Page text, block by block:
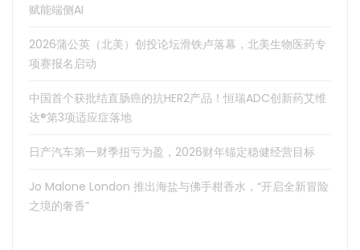
赋能端侧AI
2026蒲公英（北美）创投论坛滑铁卢落幕，北美生物医药专
项赛报名启动
中国首个获批结直肠癌的抗HER2产品！恒瑞ADC创新药艾维
达®第3项适应症落地
日产汽车第一财季扭亏为盈，2026财年锚定稳健经营目标
Jo Malone London 推出海盐与佛手柑香水，“开启全新冒险
之境的奢香”